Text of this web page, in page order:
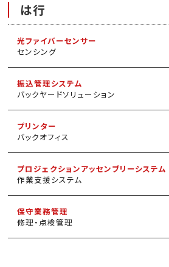
は行
光ファイバーセンサー
センシング
振込管理システム
バックヤードソリューション
プリンター
バックオフィス
プロジェクションアッセンブリーシステム
作業支援システム
保守業務管理
修理・点検管理